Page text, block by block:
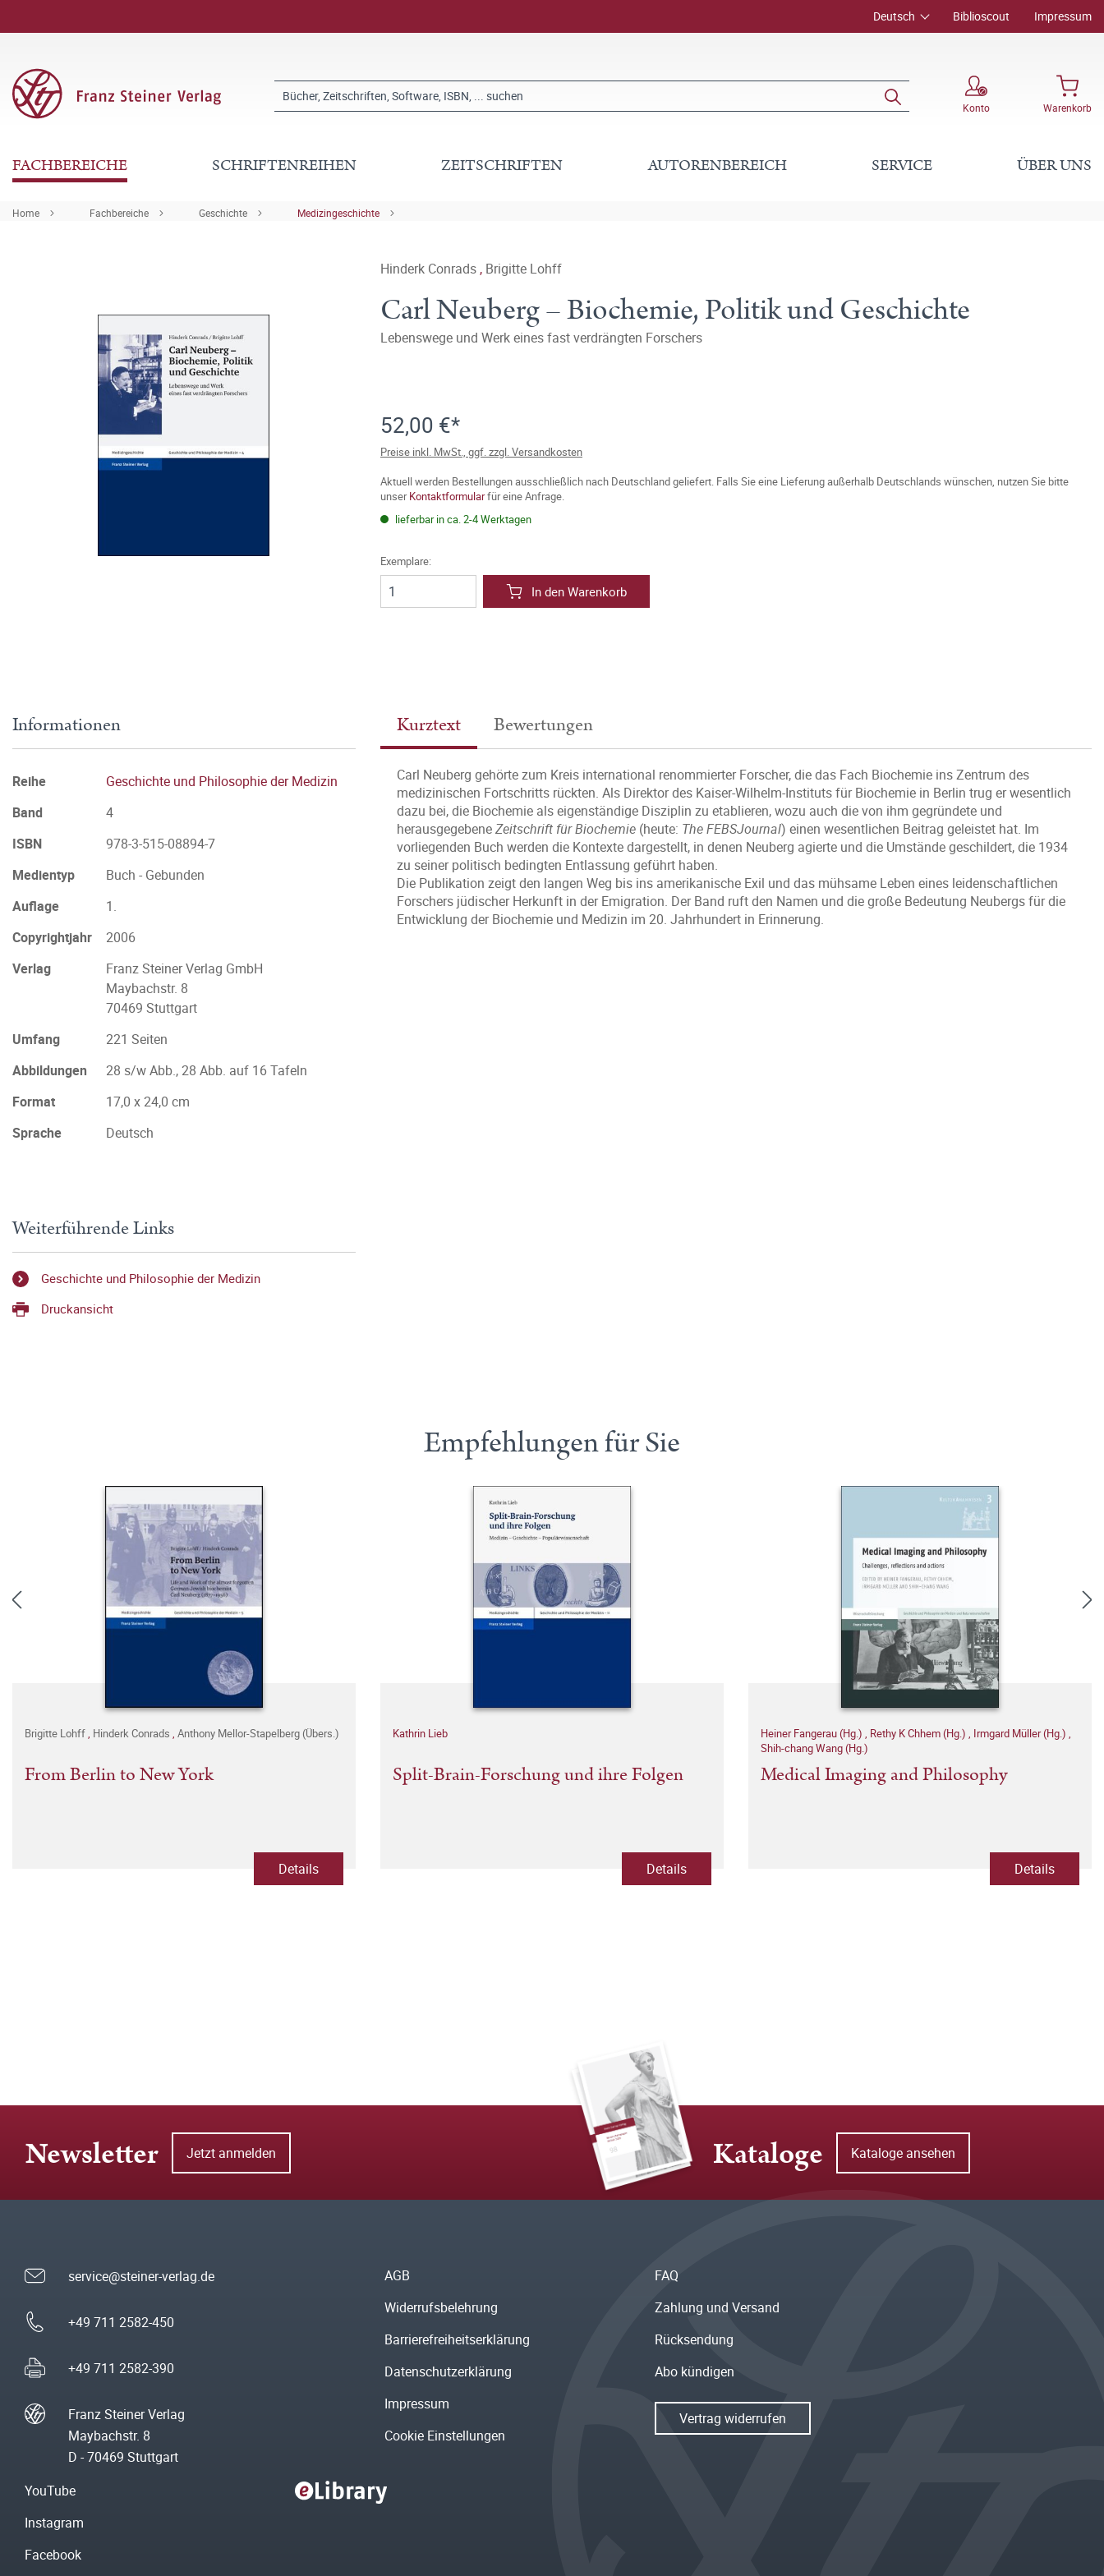
Deutsch Biblioscout Impressum
Konto Warenkorb
FACHBEREICHE SCHRIFTENREIHEN ZEITSCHRIFTEN AUTORENBEREICH SERVICE ÜBER UNS
Home Fachbereiche Geschichte Medizingeschichte
Hinderk Conrads , Brigitte Lohff
Carl Neuberg – Biochemie, Politik und Geschichte
Lebenswege und Werk eines fast verdrängten Forschers
52,00 €*
Preise inkl. MwSt., ggf. zzgl. Versandkosten
Aktuell werden Bestellungen ausschließlich nach Deutschland geliefert. Falls Sie eine Lieferung außerhalb Deutschlands wünschen, nutzen Sie bitte
unserKontaktformularfür eine Anfrage.
lieferbar in ca. 2-4 Werktagen
Exemplare:
In den Warenkorb
Kurztext Bewertungen
Carl Neuberg gehörte zum Kreis international renommierter Forscher, die das Fach Biochemie ins Zentrum des
medizinischen Fortschritts rückten. Als Direktor des Kaiser-Wilhelm-Instituts für Biochemie in Berlin trug er wesentlich
dazu bei, die Biochemie als eigenständige Disziplin zu etablieren, wozu auch die von ihm gegründete und
herausgegebeneZeitschrift für Biochemie (heute: The FEBSJournal) einen wesentlichen Beitrag geleistet hat. Im
vorliegenden Buch werden die Kontexte dargestellt, in denen Neuberg agierte und die Umstände geschildert, die 1934
zu seiner politisch bedingten Entlassung geführt haben.
Die Publikation zeigt den langen Weg bis ins amerikanische Exil und das mühsame Leben eines leidenschaftlichen
Forschers jüdischer Herkunft in der Emigration. Der Band ruft den Namen und die große Bedeutung Neubergs für die
Entwicklung der Biochemie und Medizin im 20. Jahrhundert in Erinnerung.
Informationen
Reihe
Geschichte und Philosophie der Medizin
Band
4
ISBN
978-3-515-08894-7
Medientyp
Buch - Gebunden
Auflage
1.
Copyrightjahr
2006
Verlag
Franz Steiner Verlag GmbH
Maybachstr. 8
70469 Stuttgart
Umfang
221 Seiten
Abbildungen
28 s/w Abb., 28 Abb. auf 16 Tafeln
Format
17,0 x 24,0 cm
Sprache
Deutsch
Weiterführende Links
Geschichte und Philosophie der Medizin
Druckansicht
Empfehlungen für Sie
Brigitte Lohff Hinderk Conrads Anthony Mellor-Stapelberg (Übers.)
From Berlin to New York
Details
Kathrin Lieb
Split-Brain-Forschung und ihre Folgen
Details
Heiner Fangerau (Hg.) Rethy K Chhem (Hg.) Irmgard Müller (Hg.)
Shih-chang Wang (Hg.)
Medical Imaging and Philosophy
Details
Newsletter Jetzt anmelden Kataloge Kataloge ansehen
service@steiner-verlag.de
+49 711 2582-450
+49 711 2582-390
Franz Steiner Verlag
Maybachstr. 8
D - 70469 Stuttgart
AGB
Widerrufsbelehrung
Barrierefreiheitserklärung
Datenschutzerklärung
Impressum
Cookie Einstellungen
FAQ
Zahlung und Versand
Rücksendung
Abo kündigen
Vertrag widerrufen
YouTube
Instagram
Facebook